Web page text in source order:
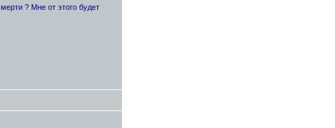
? Мне от этого будет